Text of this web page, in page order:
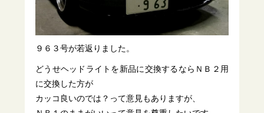
９６３号が若返りました。
どうせヘッドライトを新品に交換するならＮＢ２用
に交換した方が
カッコ良いのでは？って意見もありますが、